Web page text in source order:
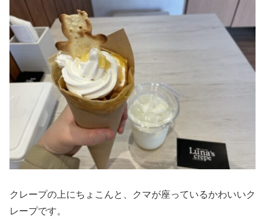
クレープの上にちょこんと、クマが座っているかわいいク
レープです。